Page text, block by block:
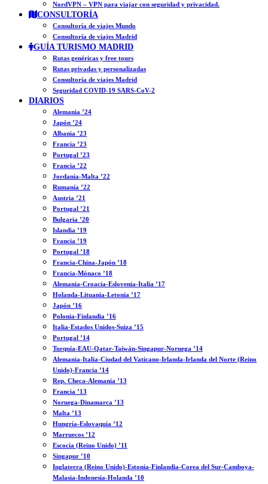
NordVPN – VPN para viajar con seguridad y privacidad.
CONSULTORÍA
Consultoría de viajes Mundo
Consultoría de viajes Madrid
GUÍA TURISMO MADRID
Rutas genéricas y free tours
Rutas privadas y personalizadas
Consultoría de viajes Madrid
Seguridad COVID-19 SARS-CoV-2
DIARIOS
Alemania ’24
Japón ’24
Albania ’23
Francia ’23
Portugal ’23
Francia ’22
Jordania-Malta ’22
Rumanía ’22
Austria ’21
Portugal ’21
Bulgaria ’20
Islandia ’19
Francia ’19
Portugal ’18
Francia-China-Japón ’18
Francia-Mónaco ’18
Alemania-Croacia-Eslovenia-Italia ’17
Holanda-Lituania-Letonia ’17
Japón ’16
Polonia-Finlandia ’16
Italia-Estados Unidos-Suiza ’15
Portugal ’14
Turquía-EAU-Qatar-Taiwán-Singapur-Noruega ’14
Alemania-Italia-Ciudad del Vaticano-Irlanda-Irlanda del Norte (Reino
Unido)-Francia ’14
Rep. Checa-Alemania ’13
Francia ’13
Noruega-Dinamarca ’13
Malta ’13
Hungría-Eslovaquia ’12
Marruecos ’12
Escocia (Reino Unido) ’11
Singapur ’10
Inglaterra (Reino Unido)-Estonia-Finlandia-Corea del Sur-Camboya-
Malasia-Indonesia-Holanda ’10